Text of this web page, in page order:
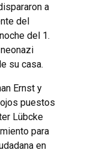
a
del
del 1.
su casa.
Ernst y
puestos
Lübcke
para
en